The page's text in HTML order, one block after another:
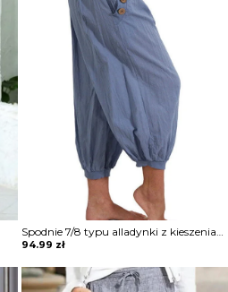
Spodnie 7/8 typu alladynki z kieszeniami i ściągaczami przy nogawkach
94.99 zł